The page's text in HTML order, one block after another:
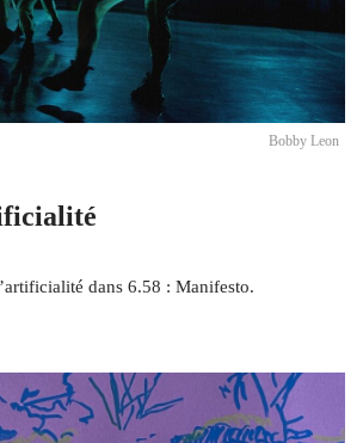
Bobby Leon
dans 6.58 : Manifesto.